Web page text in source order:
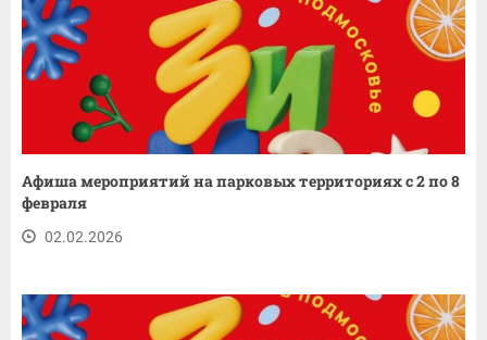
Афиша мероприятий на парковых территориях с 2 по 8
февраля
02.02.2026